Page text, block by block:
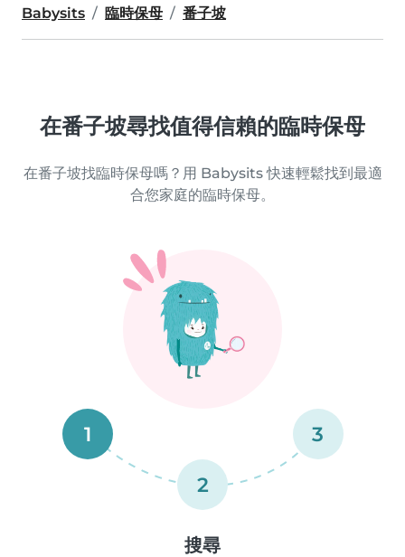
Babysits 臨時保母 番子坡
在番子坡尋找值得信賴的臨時保母
在番子坡找臨時保母嗎？用 Babysits 快速輕鬆找到最適
合您家庭的臨時保母。
1
2
3
搜尋